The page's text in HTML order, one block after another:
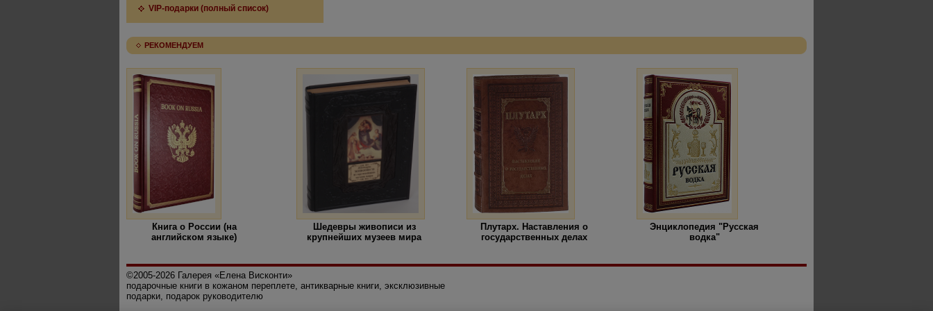
VIP-подарки (полный список)
РЕКОМЕНДУЕМ
Книга о России (на
английском языке)
Шедевры живописи из
крупнейших музеев мира
Плутарх. Наставления о
государственных делах
Энциклопедия "Русская
водка"
©2005-2026 Галерея «Елена Висконти»
подарочные книги в кожаном переплете, антикварные книги, эксклюзивные
подарки, подарок руководителю